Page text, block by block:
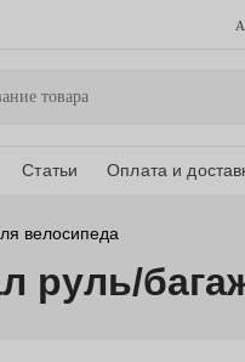
Статьи Оплата и
велосипеда
руль/